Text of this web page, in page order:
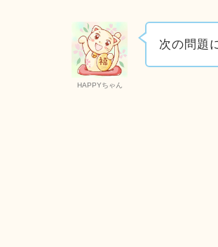
HAPPYちゃん
次の問題